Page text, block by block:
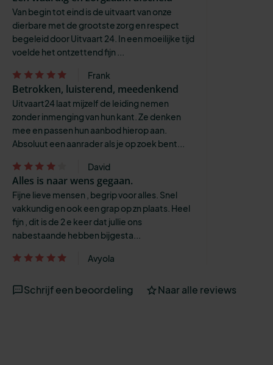
Van begin tot eind is de uitvaart van onze
dierbare met de grootste zorg en respect
begeleid door Uitvaart 24. In een moeilijke tijd
voelde het ontzettend fijn ...
Frank
Betrokken, luisterend, meedenkend
Uitvaart24 laat mijzelf de leiding nemen
zonder inmenging van hun kant. Ze denken
mee en passen hun aanbod hierop aan.
Absoluut een aanrader als je op zoek bent...
David
Alles is naar wens gegaan.
Fijne lieve mensen , begrip voor alles. Snel
vakkundig en ook een grap op zn plaats. Heel
fijn , dit is de 2 e keer dat jullie ons
nabestaande hebben bijgesta...
Avyola
Schrijf een beoordeling Naar alle reviews